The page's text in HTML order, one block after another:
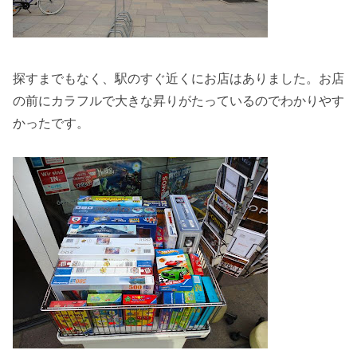
探すまでもなく、駅のすぐ近くにお店はありました。お店
の前にカラフルで大きな昇りがたっているのでわかりやす
かったです。